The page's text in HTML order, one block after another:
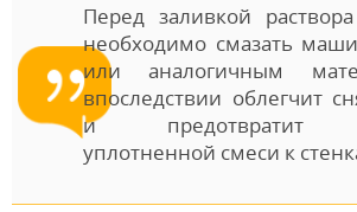
Перед заливкой
необходимо смазать
или аналогичным
впоследствии облегчит
и предотвратит
уплотненной смеси к